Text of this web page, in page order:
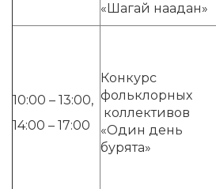
«Шагай наадан»
10:00 – 13:00,
14:00 – 17:00
Конкурс
фольклорных
коллективов
«Один день
бурята»